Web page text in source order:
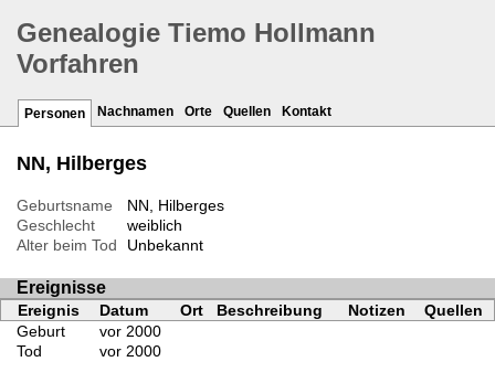
Genealogie Tiemo Hollmann
Vorfahren
Personen Nachnamen Orte Quellen Kontakt
NN, Hilberges
Geburtsname
NN, Hilberges
Geschlecht
weiblich
Alter beim Tod
Unbekannt
Ereignisse
Ereignis Datum Ort Beschreibung Notizen
Quellen
Geburt
vor 2000
Tod
vor 2000